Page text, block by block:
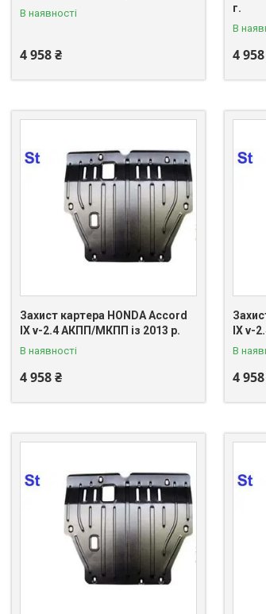
В наявності
4 958 ₴
г.
В
4
Захист картера HONDA Accord
IX v-2.4 АКПП/МКПП із 2013 р.
В наявності
4 958 ₴
IX v-
В
4